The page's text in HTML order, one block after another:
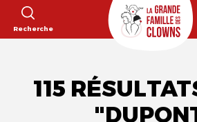
Recherche
115